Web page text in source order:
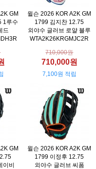
GM
1루수
드
윌슨 2026 KOR A2K GM
1799 김지찬 12.75
외야수 글러브 로얄 블루
WTA2K26KRGMJC2R
710,000원
710,000원
7,100원 적립
GM
이비
윌슨 2026 KOR A2K GM
1799 이정후 12.75
외야수 글러브 씨폼